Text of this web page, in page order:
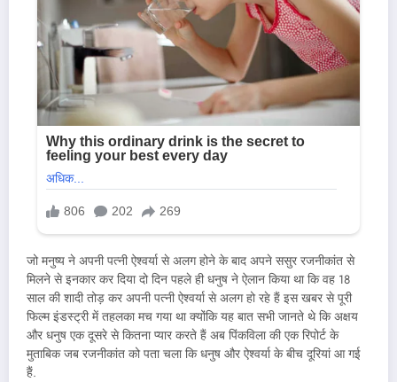
जो मनुष्य ने अपनी पत्नी ऐश्वर्या से अलग होने के बाद अपने ससुर रजनीकांत से
मिलने से इनकार कर दिया दो दिन पहले ही धनुष ने ऐलान किया था कि वह 18
साल की शादी तोड़ कर अपनी पत्नी ऐश्वर्या से अलग हो रहे हैं इस खबर से पूरी
फिल्म इंडस्ट्री में तहलका मच गया था क्योंकि यह बात सभी जानते थे कि अक्षय
और धनुष एक दूसरे से कितना प्यार करते हैं अब पिंकविला की एक रिपोर्ट के
मुताबिक जब रजनीकांत को पता चला कि धनुष और ऐश्वर्या के बीच दूरियां आ गई
हैं.